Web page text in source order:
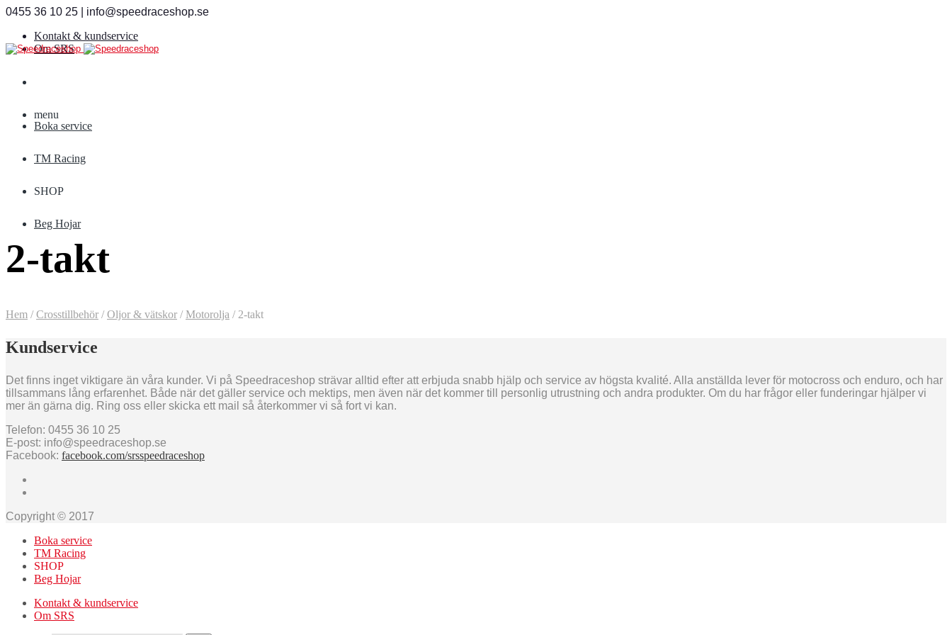
0455 36 10 25 | info@speedraceshop.se
Kontakt & kundservice
Om SRS
menu
Boka service
TM Racing
SHOP
Beg Hojar
2-takt
Hem / Crosstillbehör / Oljor & vätskor / Motorolja /2-takt
Kundservice
Det finns inget viktigare än våra kunder. Vi på Speedraceshop strävar alltid efter att erbjuda snabb hjälp och service av högsta kvalité. Alla anställda lever för motocross och enduro, och har
tillsammans lång erfarenhet. Både när det gäller service och mektips, men även när det kommer till personlig utrustning och andra produkter. Om du har frågor eller funderingar hjälper vi
mer än gärna dig. Ring oss eller skicka ett mail så återkommer vi så fort vi kan.
Telefon: 0455 36 10 25
E-post: info@speedraceshop.se
Facebook: facebook.com/srsspeedraceshop
Copyright © 2017
Boka service
TM Racing
SHOP
Beg Hojar
Kontakt & kundservice
Om SRS